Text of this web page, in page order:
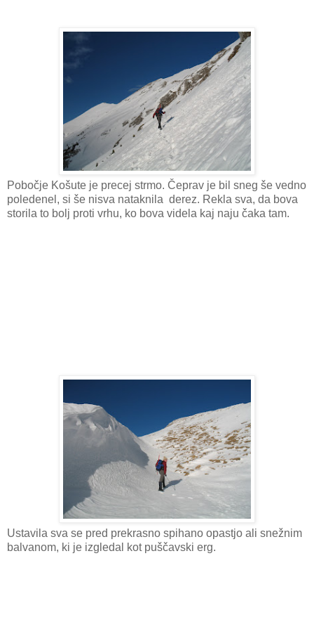
Pobočje Košute je precej strmo. Čeprav je bil sneg še vedno
poledenel, si še nisva nataknila derez. Rekla sva, da bova
storila to bolj proti vrhu, ko bova videla kaj naju čaka tam.
Ustavila sva se pred prekrasno spihano opastjo ali snežnim
balvanom, ki je izgledal kot puščavski erg.